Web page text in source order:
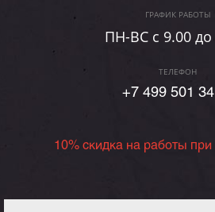
ГРАФИК РАБОТЫ
ПН-ВC c 9.00 до
ТЕЛЕФОН
+7 499 501
10% скидка на работы при